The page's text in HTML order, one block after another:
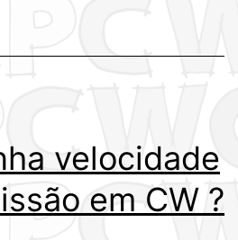
velocidade
em CW ?